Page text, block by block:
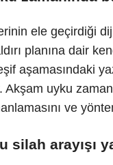
ele geçirdiği
planına dair
aşamasındaki
Akşam uyku
ve
silah arayışı